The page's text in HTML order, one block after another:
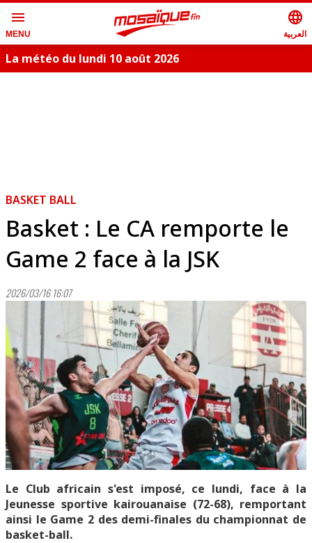
menu
MENU
language
العربية
La météo du lundi 10 août 2026
BASKET BALL
Basket : Le CA remporte le
Game 2 face à la JSK
2026/03/16 16:07
Le Club africain s'est imposé, ce lundi, face à la
Jeunesse sportive kairouanaise (72-68), remportant
ainsi le Game 2 des demi-finales du championnat de
basket-ball.